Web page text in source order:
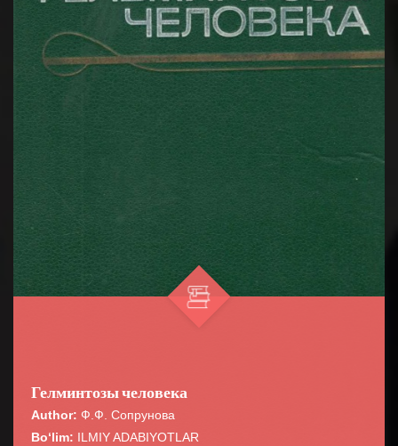
Гелминтозы человека
Author: Ф.Ф. Сопрунова
Bo‘lim: ILMIY ADABIYOTLAR